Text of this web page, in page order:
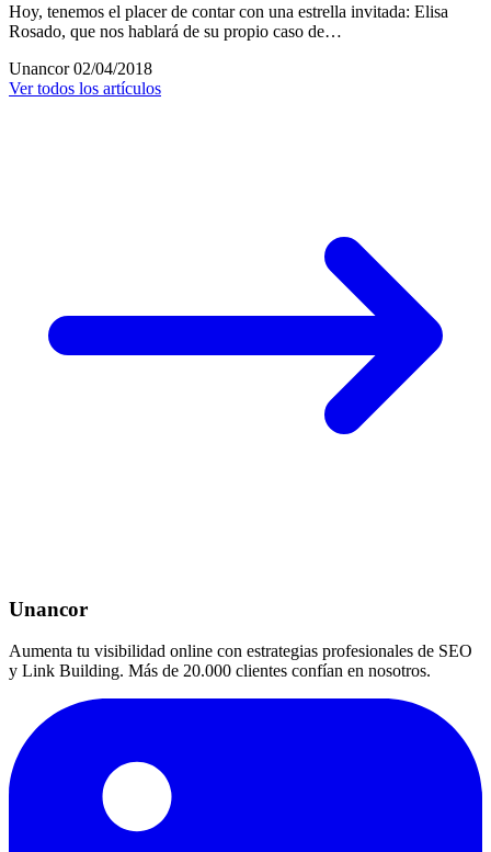
Hoy, tenemos el placer de contar con una estrella invitada: Elisa
Rosado, que nos hablará de su propio caso de…
Unancor 02/04/2018
Ver todos los artículos
Unancor
Aumenta tu visibilidad online con estrategias profesionales de SEO
y Link Building. Más de 20.000 clientes confían en nosotros.